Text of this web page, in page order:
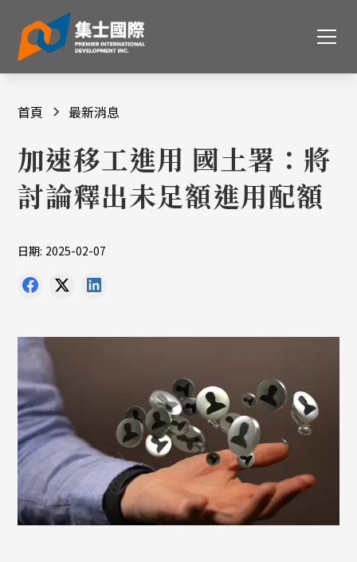
首頁 最新消息
加速移工進用 國土署：將
討論釋出未足額進用配額
日期: 2025-02-07